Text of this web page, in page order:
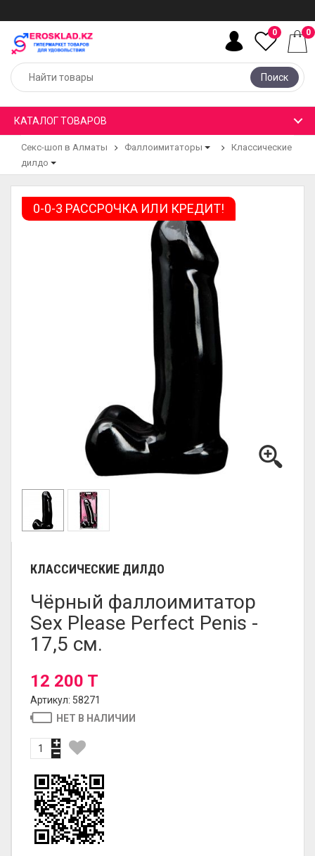
Поиск
0 0
КАТАЛОГ ТОВАРОВ
Секс-шоп в Алматы Фаллоимитаторы
Классические
дилдо
0-0-3 РАССРОЧКА ИЛИ КРЕДИТ!
КЛАССИЧЕСКИЕ ДИЛДО
Чёрный фаллоимитатор
Sex Please Perfect Penis -
17,5 см.
12 200 T
Артикул: 58271
НЕТ В НАЛИЧИИ